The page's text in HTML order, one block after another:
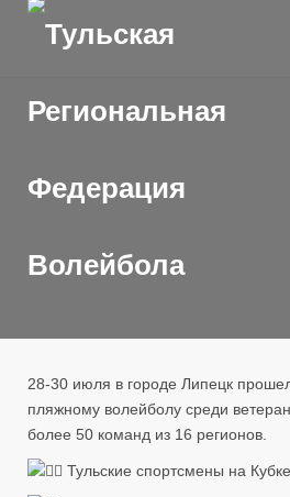
Skip
28-30 июля в городе Липецк
пляжному волейболу среди
более 50 команд из 16 регионов.
Тульские спортсмены на